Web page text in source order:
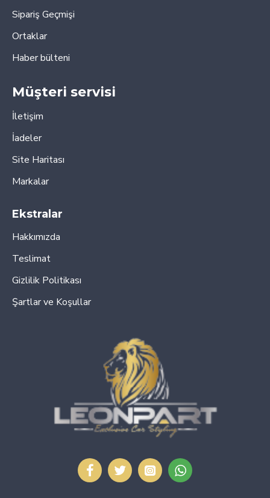
Sipariş Geçmişi
Ortaklar
Haber bülteni
Müşteri servisi
İletişim
İadeler
Site Haritası
Markalar
Ekstralar
Hakkımızda
Teslimat
Gizlilik Politikası
Şartlar ve Koşullar